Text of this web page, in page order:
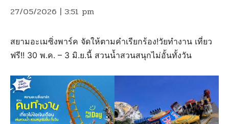
27/05/2026 | 3:51 pm
สยามอะเมซิ่งพาร์ค จัดให้ตามคำเรียกร้อง!วัยทำงาน เที่ยว
ฟรี!! 30 พ.ค. – 3 มิ.ย.นี้ สวนน้ำสวนสนุกไม่อั้นทั้งวัน